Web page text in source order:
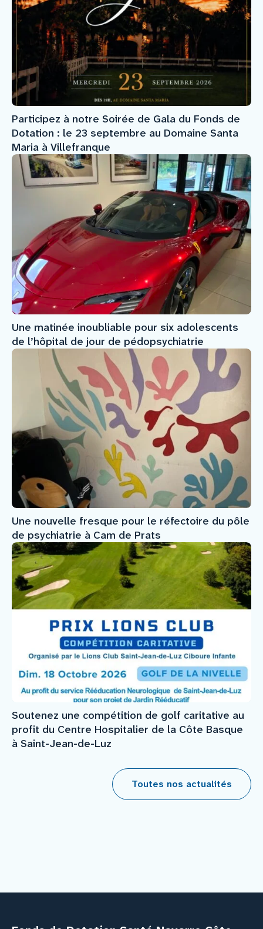
Participez à notre Soirée de Gala du Fonds de
Dotation : le 23 septembre au Domaine Santa
Maria à Villefranque
Une matinée inoubliable pour six adolescents
de l’hôpital de jour de pédopsychiatrie
Une nouvelle fresque pour le réfectoire du pôle
de psychiatrie à Cam de Prats
Soutenez une compétition de golf caritative au
profit du Centre Hospitalier de la Côte Basque
à Saint-Jean-de-Luz
Toutes nos actualités